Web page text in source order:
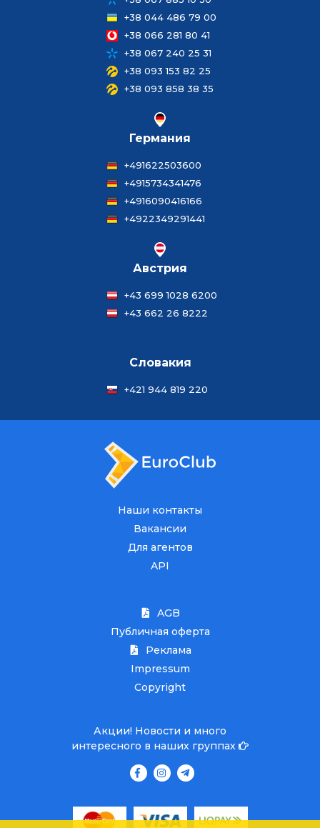
+38 044 486 79 00
+38 066 281 80 41
+38 067 240 25 31
+38 093 153 82 25
+38 093 858 38 35
Германия
+491622503600
+4915734341476
+4916090416166
+4922349291441
Австрия
+43 699 1028 6200
+43 662 26 8222
Словакия
+421 944 819 220
Наши контакты
Вакансии
Для агентов
API
AGB
Публичная оферта
Реклама
Impressum
Copyright
Акции! Новости и много
интересного в наших группах